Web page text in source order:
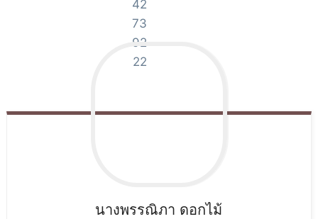
นางพรรณิภา ดอกไม้